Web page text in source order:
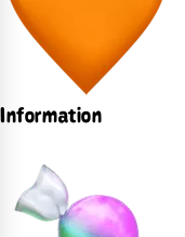
Information